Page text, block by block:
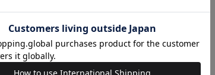
にくくなった